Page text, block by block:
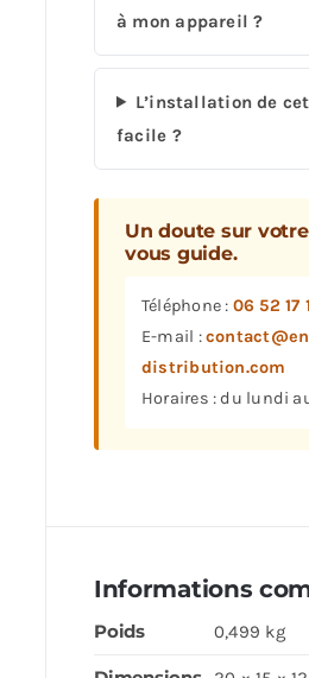
à mon appareil ?
L’installation de
facile ?
Un doute sur
vous guide.
Téléphone : 06 52 17
E-mail :
distribution.com
Horaires : du lundi
Informations
Poids 0,499 kg